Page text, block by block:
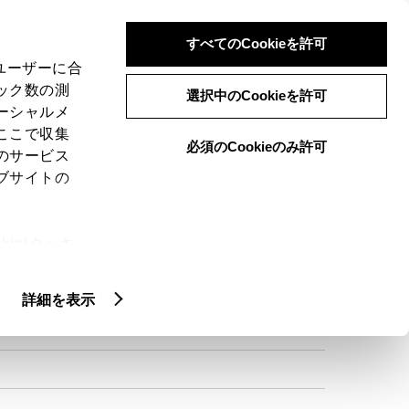
ザーに合
ク数の測
シャルメ
こで収集
サービス
サイトの
詳細を表示
すべてのCookieを許可
選択中のCookieを許可
必須のCookieのみ許可
ログイン 検索 メニュー